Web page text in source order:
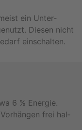
ein Un­ter­
Die­sen nicht
ein­schal­ten.
6 % En­er­gie.
frei hal­